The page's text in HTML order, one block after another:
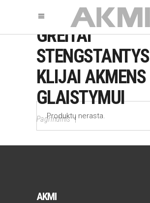
GREITAI
STENGSTANTYS
KLIJAI AKMENS
GLAISTYMUI
Pagrindinis|
Produktų nerasta.
AKMI